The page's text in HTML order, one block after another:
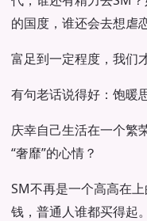
的国度，谁还会去想虐
富足到一定程度，我们
有句老话说得好：饱暖
庆幸自己生活在一个繁
“奢靡”的心情？
SM不再是一个高高在
钱，普通人谁都买得起。